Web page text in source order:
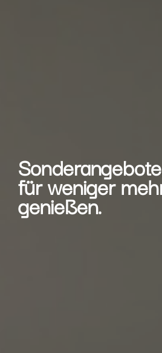
für weniger
genießen.